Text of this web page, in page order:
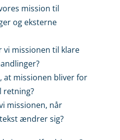
mission til
og eksterne
missionen til klare
at missionen bliver for
retning?
missionen, når
ændrer sig?